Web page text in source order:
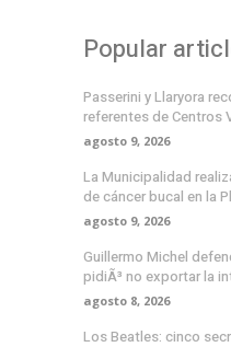
Popular
Passerini y Llaryora
referentes de Centros
agosto 9, 2026
La Municipalidad
de cáncer bucal en la
agosto 9, 2026
Guillermo Michel
pidiÃ³ no exportar la
agosto 8, 2026
Los Beatles: cinco